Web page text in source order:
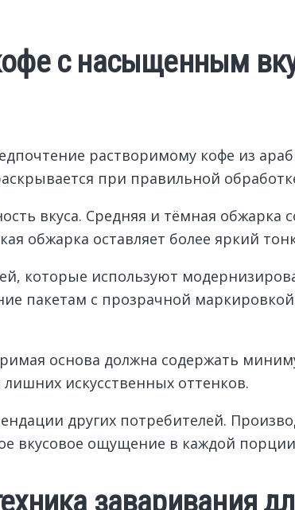
с насыщенным
растворимому кофе из
при правильной
вкуса. Средняя и тёмная
обжарка оставляет более яркий
которые используют
пакетам с прозрачной
основа должна содержать
искусственных оттенков.
других потребителей.
вкусовое ощущение в каждой
заваривания